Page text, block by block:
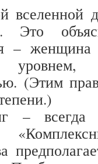
вселенной
Это
–
(Этим
–